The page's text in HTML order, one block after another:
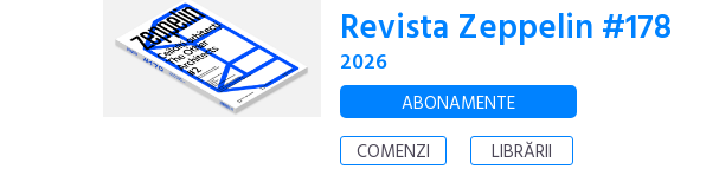
Revista Zeppelin #178
2026
ABONAMENTE
COMENZI
LIBRĂRII